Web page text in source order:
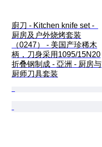
廚刀 - Kitchen knife set -
厨房及户外烧烤套装
（0247） - 美国产珍稀木
柄，刀身采用1095/15N20
折叠钢制成 - 亞洲 - 厨房与
厨师刀具套装